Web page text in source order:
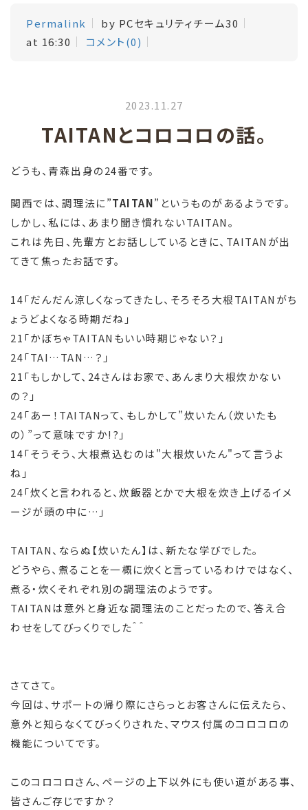
Permalink
by PCセキュリティチーム30
at 16:30
コメント(0)
2023.11.27
TAITANとコロコロの話。
どうも、青森出身の24番です。
関西では、調理法に”TAITAN”というものがあるようです。
しかし、私には、あまり聞き慣れないTAITAN。
これは先日、先輩方とお話ししているときに、TAITANが出
てきて焦ったお話です。
14「だんだん涼しくなってきたし、そろそろ大根TAITANがち
ょうどよくなる時期だね」
21「かぼちゃTAITANもいい時期じゃない？」
24「TAI…TAN…？」
21「もしかして、24さんはお家で、あんまり大根炊かない
の？」
24「あー！TAITANって、もしかして”炊いたん（炊いたも
の）”って意味ですか!?」
14「そうそう、大根煮込むのは"大根炊いたん"って言うよ
ね」
24「炊くと言われると、炊飯器とかで大根を炊き上げるイメ
ージが頭の中に…」
TAITAN、ならぬ【炊いたん】は、新たな学びでした。
どうやら、煮ることを一概に炊くと言っているわけではなく、
煮る・炊くそれぞれ別の調理法のようです。
TAITANは意外と身近な調理法のことだったので、答え合
わせをしてびっくりでした＾＾
さてさて。
今回は、サポートの帰り際にさらっとお客さんに伝えたら、
意外と知らなくてびっくりされた、マウス付属のコロコロの
機能についてです。
このコロコロさん、ページの上下以外にも使い道がある事、
皆さんご存じですか？